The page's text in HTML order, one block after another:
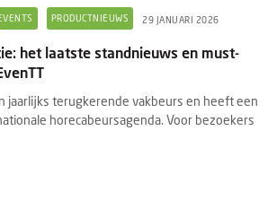
PRODUCTNIEUWS 29 JANUARI 2026
het laatste standnieuws en must-
jaarlijks terugkerende vakbeurs en heeft een
horecabeursagenda. Voor bezoekers